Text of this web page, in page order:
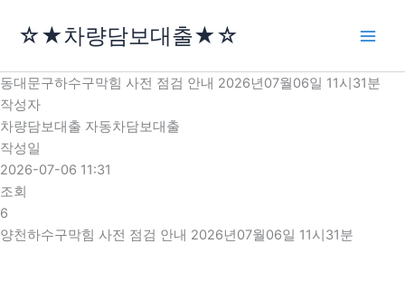
로
건
너
뛰
기
☆★차량담보대출★☆
동대문구하수구막힘 사전 점검 안내 2026년07월06일 11시31분
작성자
차량담보대출 자동차담보대출
작성일
2026-07-06 11:31
조회
6
양천하수구막힘 사전 점검 안내 2026년07월06일 11시31분